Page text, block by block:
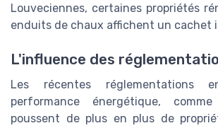
Louveciennes, certaines propriétés
enduits de chaux affichent un cachet
L'influence des
Les récentes réglementations
performance énergétique,
poussent de plus en plus de